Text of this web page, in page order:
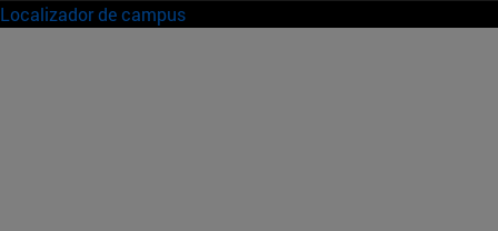
Localizador de campus